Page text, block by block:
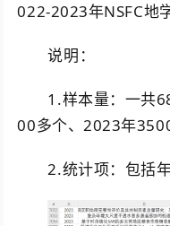
022-2023年NSFC地
说明：
1.样本量：一共
00多个、2023年
2.统计项：包括